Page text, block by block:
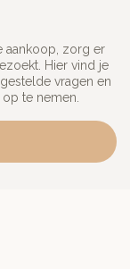
aankoop, zorg er
Hier vind je
vragen en
te nemen.